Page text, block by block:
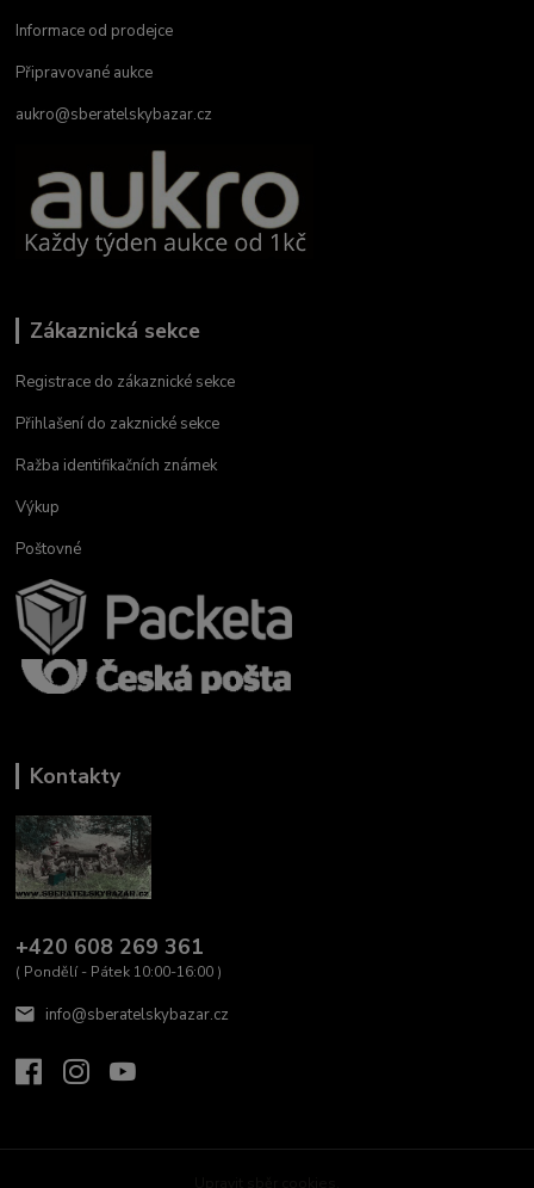
Informace od prodejce
Připravované aukce
aukro@sberatelskybazar.cz
Zákaznická sekce
Registrace do zákaznické sekce
Přihlašení do zakznické sekce
Ražba identifikačních známek
Výkup
Poštovné
Kontakty
+420 608 269 361
( Pondělí - Pátek 10:00-16:00 )
info@sberatelskybazar.cz